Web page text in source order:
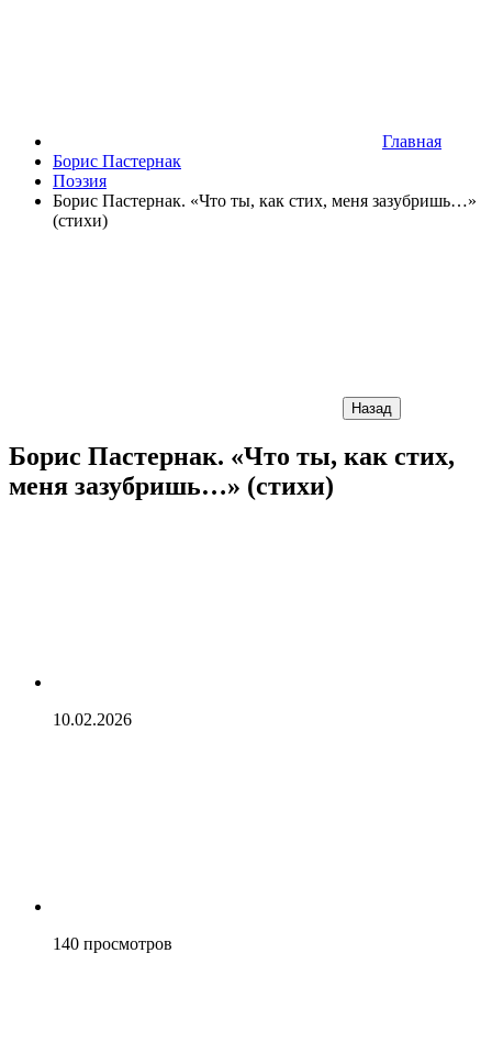
Главная
Борис Пастернак
Поэзия
Борис Пастернак. «Что ты, как стих, меня зазубришь…»
(стихи)
Назад
Борис Пастернак. «Что ты, как стих,
меня зазубришь…» (стихи)
10.02.2026
140 просмотров